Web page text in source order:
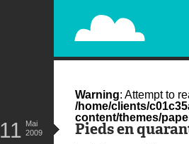
PAPERPLANE
STREET, AMBIENT,
Warning: Attempt to
/home/clients/
content/themes/
Pieds en
11 Mai
2009